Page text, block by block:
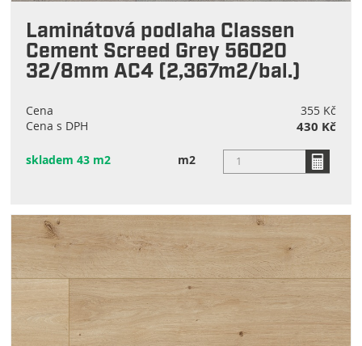
Laminátová podlaha Classen
Cement Screed Grey 56020
32/8mm AC4 (2,367m2/bal.)
Cena
355 Kč
Cena s DPH
430 Kč
skladem 43 m2 m2